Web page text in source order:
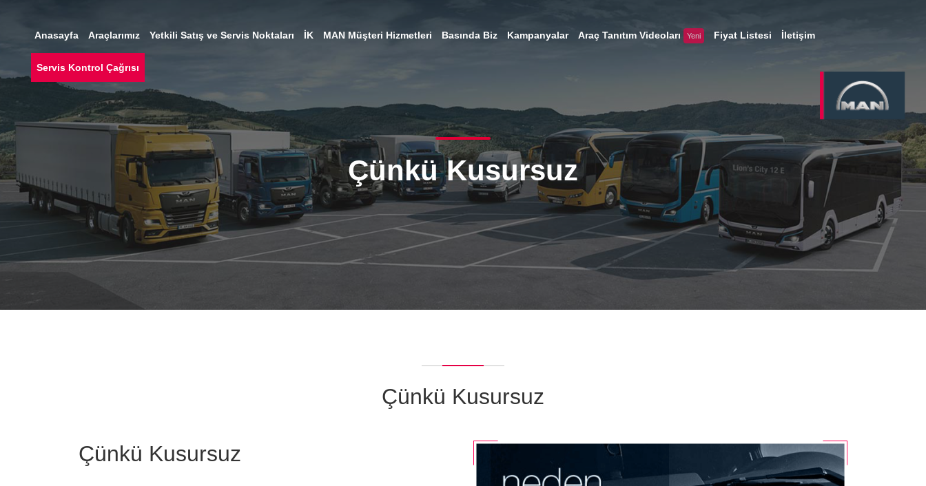
Çünkü Kusursuz
Çünkü Kusursuz
Çünkü Kusursuz
Anasayfa Araçlarımız Yetkili Satış ve Servis Noktaları İK MAN Müşteri Hizmetleri Basında Biz Kampanyalar Araç Tanıtım Videoları Yeni Fiyat Listesi İletişim
Servis Kontrol Çağrısı